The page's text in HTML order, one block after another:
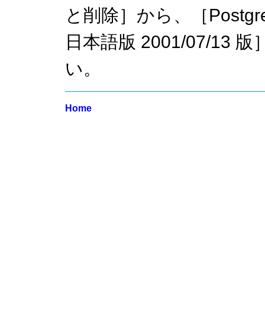
と削除］から、［
日本語版 2001/07/13 版
い。
Home